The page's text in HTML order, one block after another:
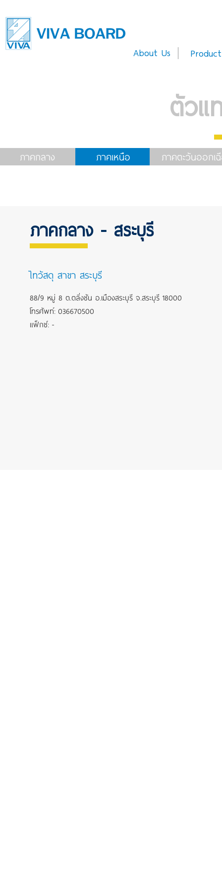
About Us Product
ตัวแ
ภาคกลาง ภาคเหนือ ภาคตะวันออกเ
ไทวัสดุ สาขา สระบุรี
88/9 หมู่ 8 ต.ตลิ่งชัน อ.เมืองสระบุรี จ.สระบุรี 18000
โทรศัพท์: 036670500
แฟ็กซ์: -
ภาคกลาง - สระบุรี